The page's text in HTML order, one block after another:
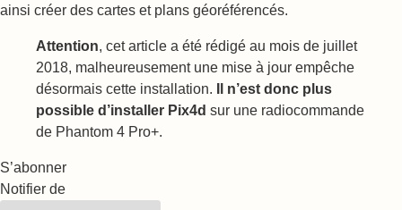
ainsi créer des cartes et plans géoréférencés.
Attention, cet article a été rédigé au mois de juillet
2018, malheureusement une mise à jour empêche
désormais cette installation.
Il n’est donc plus
possible d’installer Pix4d sur une radiocommande
de Phantom 4 Pro+.
S’abonner
Notifier de